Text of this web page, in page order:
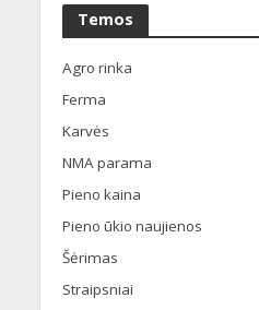
Temos
Agro rinka
Ferma
Karvės
NMA parama
Pieno kaina
Pieno ūkio naujienos
Šėrimas
Straipsniai